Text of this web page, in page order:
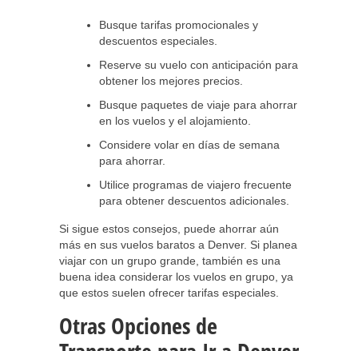
Busque tarifas promocionales y
descuentos especiales.
Reserve su vuelo con anticipación para
obtener los mejores precios.
Busque paquetes de viaje para ahorrar
en los vuelos y el alojamiento.
Considere volar en días de semana
para ahorrar.
Utilice programas de viajero frecuente
para obtener descuentos adicionales.
Si sigue estos consejos, puede ahorrar aún
más en sus vuelos baratos a Denver. Si planea
viajar con un grupo grande, también es una
buena idea considerar los vuelos en grupo, ya
que estos suelen ofrecer tarifas especiales.
Otras Opciones de